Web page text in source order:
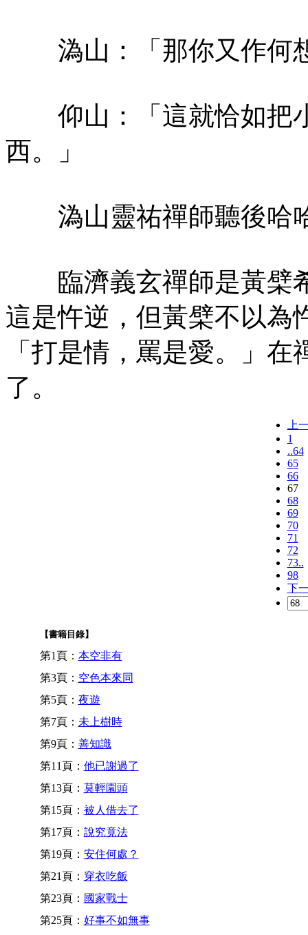
溈山：「那你又作何
仰山：「這就恰如把
西。」
溈山靈祐禪師聽後哈
臨濟義玄禪師是黃檗
這是忤逆，但黃檗不以為
「打是情，罵是愛。」
了。
上
1
..64
65
66
67
68
69
70
71
72
73..
98
下
【書籍目錄】
第1頁： 本空非有
第3頁： 空色本來同
第5頁： 夜遊
第7頁： 未上樹時
第9頁： 善知識
第11頁： 他已謝過了
第13頁： 莫輕園頭
第15頁： 被人借去了
第17頁： 說究竟法
第19頁： 安住何處？
第21頁： 穿衣吃飯
第23頁： 國家戰士
第25頁： 好事不如無事